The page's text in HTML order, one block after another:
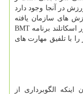
در آنجا وجود دارد
های سازمان یافته
سواد بدنی را گسترش دهند، همین طور کشور اسکاتلند برنامه BMT
با تلفیق مهارت های
الگوبرداری از